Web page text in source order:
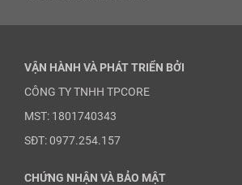
VẬN HÀNH VÀ PHÁT TRIỂN BỞI
CÔNG TY TNHH TPCORE
MST: 1801740343
SĐT: 0977.254.157
CHỨNG NHẬN VÀ BẢO MẬT